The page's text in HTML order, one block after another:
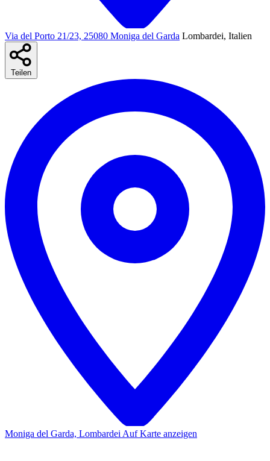
Via del Porto 21/23, 25080 Moniga del Garda Lombardei, Italien
Teilen
Moniga del Garda, Lombardei Auf Karte anzeigen